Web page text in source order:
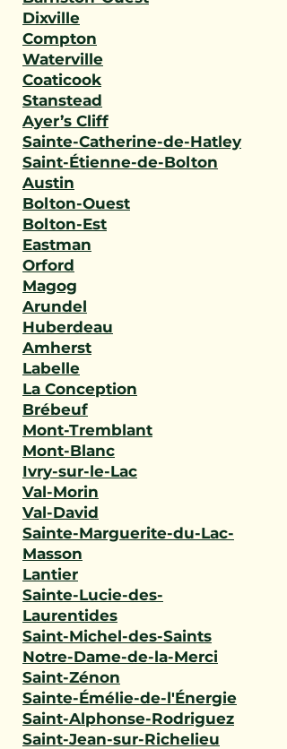
Dixville
Compton
Waterville
Coaticook
Stanstead
Ayer’s Cliff
Sainte-Catherine-de-Hatley
Saint-Étienne-de-Bolton
Austin
Bolton-Ouest
Bolton-Est
Eastman
Orford
Magog
Arundel
Huberdeau
Amherst
Labelle
La Conception
Brébeuf
Mont-Tremblant
Mont-Blanc
Ivry-sur-le-Lac
Val-Morin
Val-David
Sainte-Marguerite-du-Lac-
Masson
Lantier
Sainte-Lucie-des-
Laurentides
Saint-Michel-des-Saints
Notre-Dame-de-la-Merci
Saint-Zénon
Sainte-Émélie-de-l'Énergie
Saint-Alphonse-Rodriguez
Saint-Jean-sur-Richelieu